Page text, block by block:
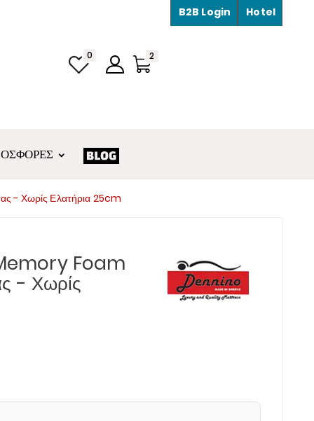
Hotel
B2B Login
0 2
- Χωρίς Ελατήρια 25cm
Foam
- Χωρίς